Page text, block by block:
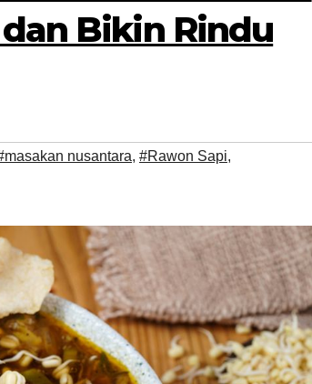
Bikin Rindu
nusantara, #Rawon Sapi,